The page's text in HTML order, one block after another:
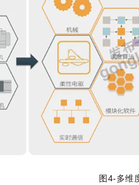
图4-多维